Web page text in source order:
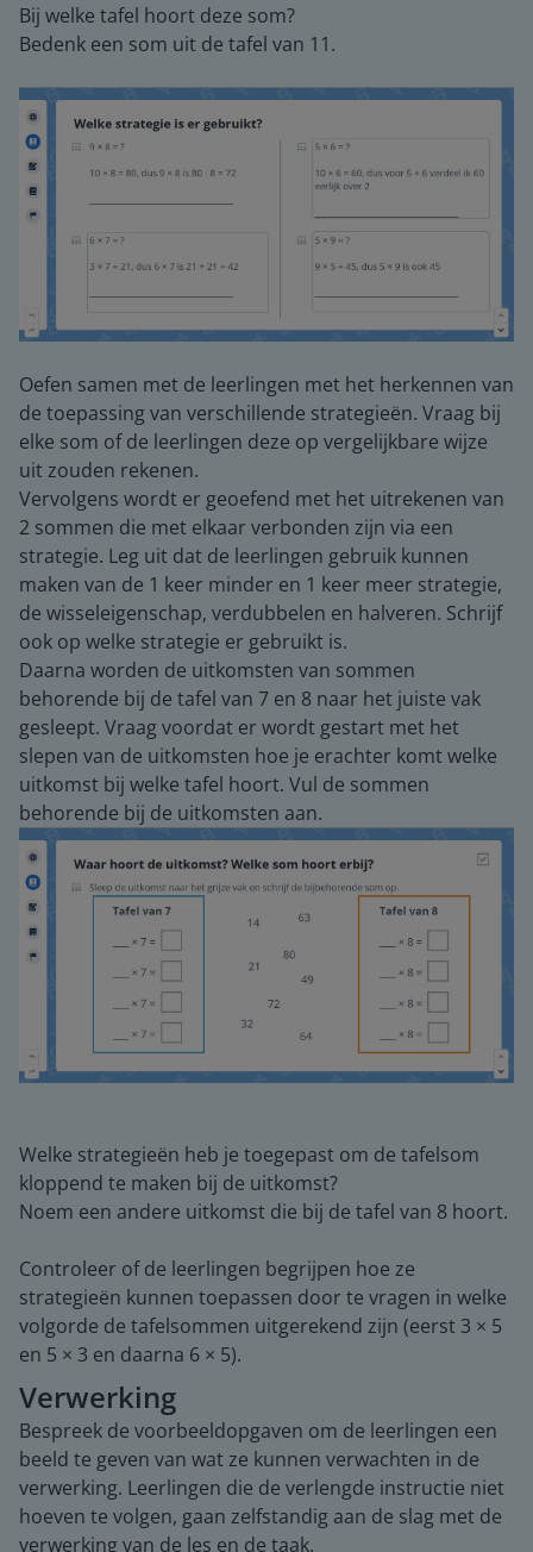
Bij welke tafel hoort deze som?
Bedenk een som uit de tafel van 11.
Oefen samen met de leerlingen met het herkennen van
de toepassing van verschillende strategieën. Vraag bij
elke som of de leerlingen deze op vergelijkbare wijze
uit zouden rekenen.
Vervolgens wordt er geoefend met het uitrekenen van
2 sommen die met elkaar verbonden zijn via een
strategie. Leg uit dat de leerlingen gebruik kunnen
maken van de 1 keer minder en 1 keer meer strategie,
de wisseleigenschap, verdubbelen en halveren. Schrijf
ook op welke strategie er gebruikt is.
Daarna worden de uitkomsten van sommen
behorende bij de tafel van 7 en 8 naar het juiste vak
gesleept. Vraag voordat er wordt gestart met het
slepen van de uitkomsten hoe je erachter komt welke
uitkomst bij welke tafel hoort. Vul de sommen
behorende bij de uitkomsten aan.
Welke strategieën heb je toegepast om de tafelsom
kloppend te maken bij de uitkomst?
Noem een andere uitkomst die bij de tafel van 8 hoort.
Controleer of de leerlingen begrijpen hoe ze
strategieën kunnen toepassen door te vragen in welke
volgorde de tafelsommen uitgerekend zijn (eerst 3 × 5
en 5 × 3 en daarna 6 × 5).
Verwerking
Bespreek de voorbeeldopgaven om de leerlingen een
beeld te geven van wat ze kunnen verwachten in de
verwerking. Leerlingen die de verlengde instructie niet
hoeven te volgen, gaan zelfstandig aan de slag met de
verwerking van de les en de taak.